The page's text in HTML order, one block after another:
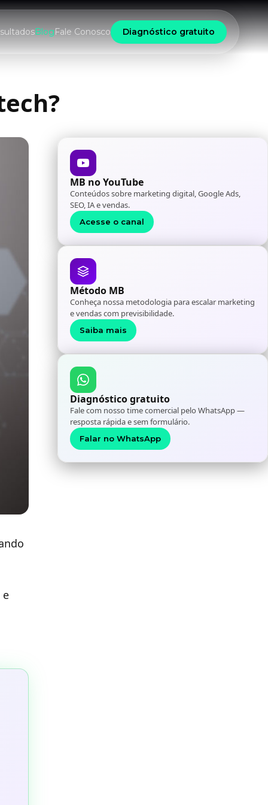
BlogFale Conosco Diagnóstico gratuito
e
MB no YouTube
Conteúdos sobre marketing digital, Google Ads,
SEO, IA e vendas.
Acesse o canal
Método MB
Conheça nossa metodologia para escalar marketing
e vendas com previsibilidade.
Saiba mais
Diagnóstico gratuito
Fale com nosso time comercial pelo WhatsApp —
resposta rápida e sem formulário.
Falar no WhatsApp